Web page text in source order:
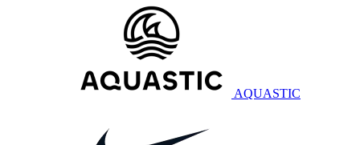
AQUASTIC